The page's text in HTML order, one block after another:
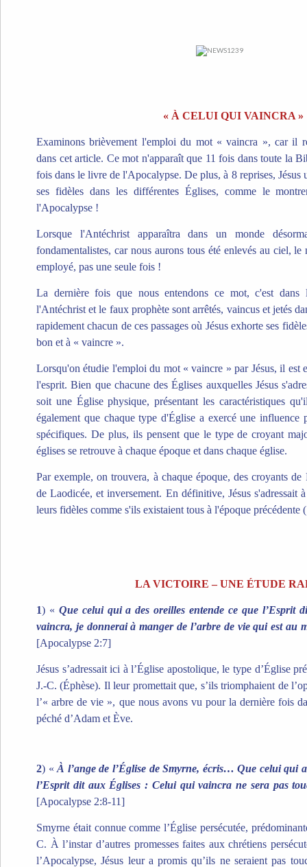
« À CELUI QUI VAINCRA »
Examinons brièvement l'emploi du mot « vaincra », car il
dans cet article. Ce mot n'apparaît que 11 fois dans toute la
fois dans le livre de l'Apocalypse. De plus, à 8 reprises, Jésus
ses fidèles dans les différentes Églises, comme le
l'Apocalypse !
Lorsque l'Antéchrist apparaîtra dans un monde
fondamentalistes, car nous aurons tous été enlevés au ciel,
employé, pas une seule fois !
La dernière fois que nous entendons ce mot, c'est dans
l'Antéchrist et le faux prophète sont arrêtés, vaincus et jetés
rapidement chacun de ces passages où Jésus exhorte ses
bon et à « vaincre ».
Lorsqu'on étudie l'emploi du mot « vaincre » par Jésus, il est
l'esprit. Bien que chacune des Églises auxquelles Jésus
soit une Église physique, présentant les caractéristiques
également que chaque type d'Église a exercé une influence
spécifiques. De plus, ils pensent que le type de croyant
églises se retrouve à chaque époque et dans chaque église.
Par exemple, on trouvera, à chaque époque, des croyants de
de Laodicée, et inversement. En définitive, Jésus s'adressait
leurs fidèles comme s'ils existaient tous à l'époque précédente
LA VICTOIRE – UNE ÉTUDE
1) « Que celui qui a des oreilles entende ce que l’Esprit
vaincra, je donnerai à manger de l’arbre de vie qui est au
[Apocalypse 2:7]
Jésus s’adressait ici à l’Église apostolique, le type d’Église
J.-C. (Éphèse). Il leur promettait que, s’ils triomphaient de
l’« arbre de vie », que nous avons vu pour la dernière fois
péché d’Adam et Ève.
2) «À l’ange de l’Église de Smyrne, écris… Que celui qui
l’Esprit dit aux Églises : Celui qui vaincra ne sera pas
[Apocalypse 2:8-11]
Smyrne était connue comme l’Église persécutée,
C. À l’instar d’autres promesses faites aux chrétiens
l’Apocalypse, Jésus leur a promis qu’ils ne seraient pas